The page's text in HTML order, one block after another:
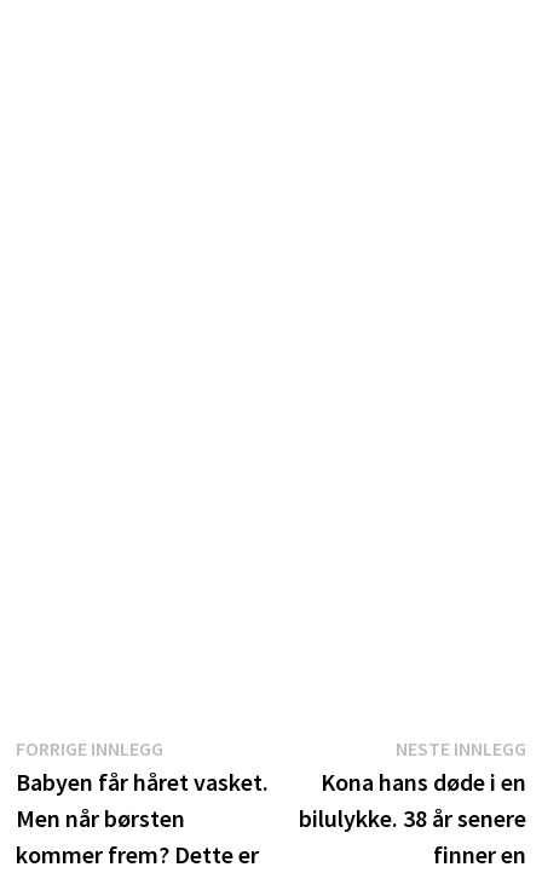
Innleggsnavigasjon
FORRIGE INNLEGGForrige
innlegg:
Babyen får håret vasket.
Men når børsten
kommer frem? Dette er
NESTE INNLEGG
Kona hans døde i en
bilulykke. 38 år senere
finner en